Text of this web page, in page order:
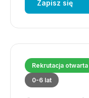
Zapisz się
Rekrutacja otwarta
0-6 lat